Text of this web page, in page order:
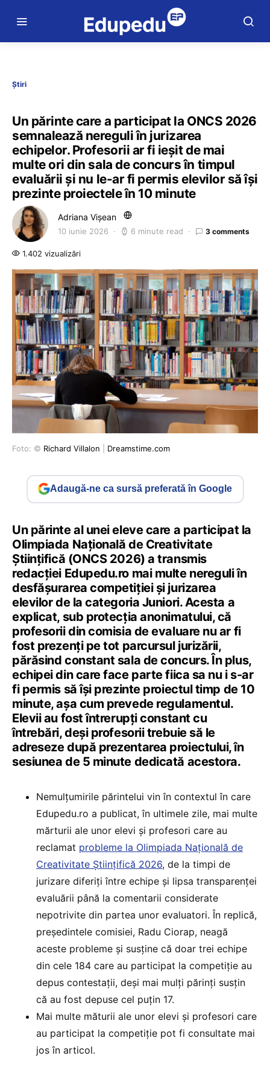
Știri
Un părinte care a participat la ONCS 2026
semnalează nereguli în jurizarea
echipelor. Profesorii ar fi ieșit de mai
multe ori din sala de concurs în timpul
evaluării și nu le-ar fi permis elevilor să își
prezinte proiectele în 10 minute
Adriana Vișean
10 iunie 2026 6 minute read 3 comments
1.402 vizualizări
Foto: © Richard Villalon Dreamstime.com
Adaugă-ne ca sursă preferată în Google
Un părinte al unei eleve care a participat la
Olimpiada Națională de Creativitate
Științifică (ONCS 2026) a transmis
redacției Edupedu.ro mai multe nereguli în
desfășurarea competiției și jurizarea
elevilor de la categoria Juniori. Acesta a
explicat, sub protecția anonimatului, că
profesorii din comisia de evaluare nu ar fi
fost prezenți pe tot parcursul jurizării,
părăsind constant sala de concurs. În plus,
echipei din care face parte fiica sa nu i s-ar
fi permis să își prezinte proiectul timp de 10
minute, așa cum prevede regulamentul.
Elevii au fost întrerupți constant cu
întrebări, deși profesorii trebuie să le
adreseze după prezentarea proiectului, în
sesiunea de 5 minute dedicată acestora.
Nemulțumirile părintelui vin în contextul în care
Edupedu.ro a publicat, în ultimele zile, mai multe
mărturii ale unor elevi și profesori care au
reclamat probleme la Olimpiada Națională de
Creativitate Științifică 2026, de la timpi de
jurizare diferiți între echipe și lipsa transparenței
evaluării până la comentarii considerate
nepotrivite din partea unor evaluatori. În replică,
președintele comisiei, Radu Ciorap, neagă
aceste probleme și susține că doar trei echipe
din cele 184 care au participat la competiție au
depus contestații, deși mai mulți părinți susțin
că au fost depuse cel puțin 17.
Mai multe măturii ale unor elevi și profesori care
au participat la competiție pot fi consultate mai
jos în articol.